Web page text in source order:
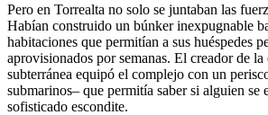
Pero en Torrealta no solo se juntaban las
Habían construido un búnker inexpugnable
habitaciones que permitían a sus huéspedes
aprovisionados por semanas. El creador de
subterránea equipó el complejo con un
submarinos– que permitía saber si alguien se
sofisticado escondite.